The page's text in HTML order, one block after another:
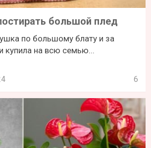
большой плед
по большому блату и за
купила на всю семью...
6